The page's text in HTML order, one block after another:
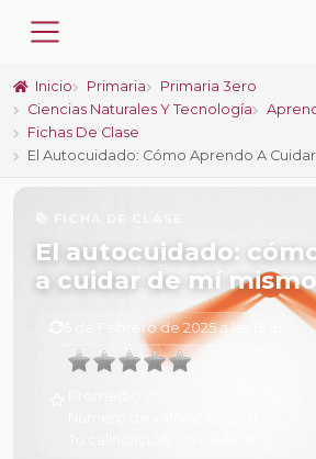
Inicio Primaria
Primaria 3ero
Ciencias Naturales Y Tecnología
Fichas De Clase
El Autocuidado: Cómo Aprendo A
El autocuidado:
a cuidar de mí mismo
6 de Febrero de 2025 a las 15:18